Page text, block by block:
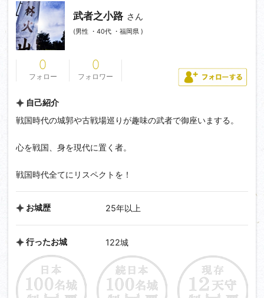
武者之小路 さん
(男性 ・40代 ・福岡県 )
0
フォロー
0
フォロワー
自己紹介
戦国時代の城郭や古戦場巡りが趣味の武者で御座いまする。
心を戦国、身を現代に置く者。
戦国時代全てにリスペクトを！
お城歴 25年以上
行ったお城 122城